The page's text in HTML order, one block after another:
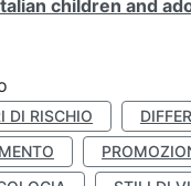
children and
DI RISCHIO